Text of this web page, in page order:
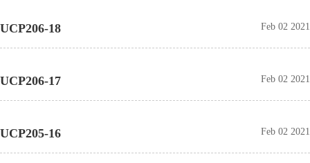
UCP206-18 Feb 02 2021
UCP206-17 Feb 02 2021
UCP205-16 Feb 02 2021